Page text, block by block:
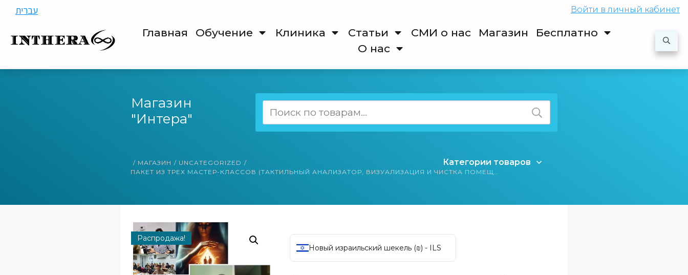
עברית Войти в личный кабинет
Главная Обучение Клиника Cтатьи СМИ о нас Магазин
Бесплатно
О нас
Магазин
"Интера"
Искать:
/ МАГАЗИН / UNCATEGORIZED /
Категории товаров
Распродажа!
Новый израильский шекель (₪) - ILS